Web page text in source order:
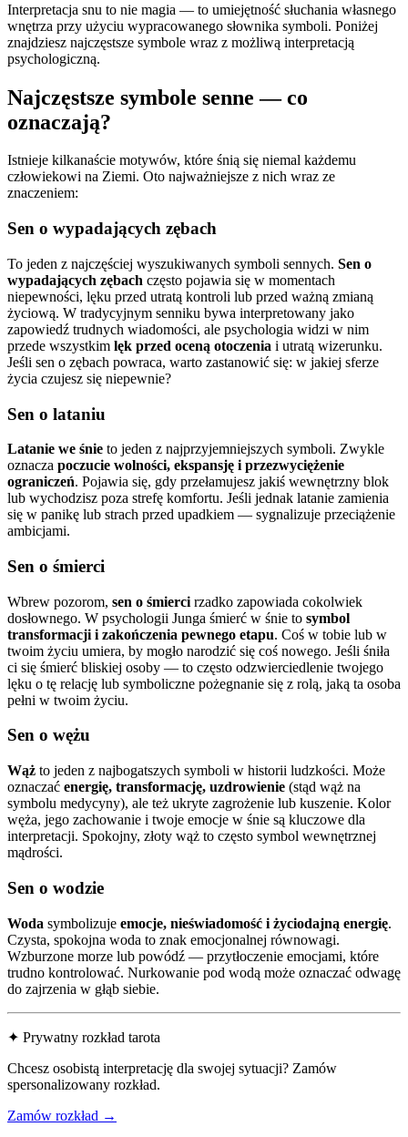
Interpretacja snu to nie magia — to umiejętność słuchania własnego
wnętrza przy użyciu wypracowanego słownika symboli. Poniżej
znajdziesz najczęstsze symbole wraz z możliwą interpretacją
psychologiczną.
Najczęstsze symbole senne — co
oznaczają?
Istnieje kilkanaście motywów, które śnią się niemal każdemu
człowiekowi na Ziemi. Oto najważniejsze z nich wraz ze
znaczeniem:
Sen o wypadających zębach
To jeden z najczęściej wyszukiwanych symboli sennych. Sen o
wypadających zębach często pojawia się w momentach
niepewności, lęku przed utratą kontroli lub przed ważną zmianą
życiową. W tradycyjnym senniku bywa interpretowany jako
zapowiedź trudnych wiadomości, ale psychologia widzi w nim
przede wszystkim lęk przed oceną otoczenia i utratą wizerunku.
Jeśli sen o zębach powraca, warto zastanowić się: w jakiej sferze
życia czujesz się niepewnie?
Sen o lataniu
Latanie we śnie to jeden z najprzyjemniejszych symboli. Zwykle
oznacza poczucie wolności, ekspansję i przezwyciężenie
ograniczeń. Pojawia się, gdy przełamujesz jakiś wewnętrzny blok
lub wychodzisz poza strefę komfortu. Jeśli jednak latanie zamienia
się w panikę lub strach przed upadkiem — sygnalizuje przeciążenie
ambicjami.
Sen o śmierci
Wbrew pozorom, sen o śmierci rzadko zapowiada cokolwiek
dosłownego. W psychologii Junga śmierć w śnie to symbol
transformacji i zakończenia pewnego etapu. Coś w tobie lub w
twoim życiu umiera, by mogło narodzić się coś nowego. Jeśli śniła
ci się śmierć bliskiej osoby — to często odzwierciedlenie twojego
lęku o tę relację lub symboliczne pożegnanie się z rolą, jaką ta osoba
pełni w twoim życiu.
Sen o wężu
Wąż to jeden z najbogatszych symboli w historii ludzkości. Może
oznaczać energię, transformację, uzdrowienie (stąd wąż na
symbolu medycyny), ale też ukryte zagrożenie lub kuszenie. Kolor
węża, jego zachowanie i twoje emocje w śnie są kluczowe dla
interpretacji. Spokojny, złoty wąż to często symbol wewnętrznej
mądrości.
Sen o wodzie
Woda symbolizuje emocje, nieświadomość i życiodajną energię.
Czysta, spokojna woda to znak emocjonalnej równowagi.
Wzburzone morze lub powódź — przytłoczenie emocjami, które
trudno kontrolować. Nurkowanie pod wodą może oznaczać odwagę
do zajrzenia w głąb siebie.
✦ Prywatny rozkład tarota
Chcesz osobistą interpretację dla swojej sytuacji? Zamów
spersonalizowany rozkład.
Zamów rozkład →